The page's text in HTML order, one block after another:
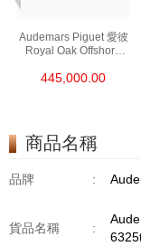
Audemars Piguet 愛彼
Royal Oak Offshore
26420ro.Oo.A002ca.0
445,000.00
商品名稱
品牌 :
貨品名稱 :